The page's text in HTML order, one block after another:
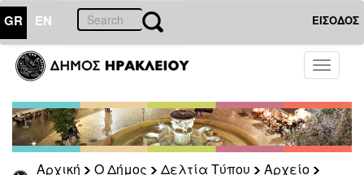
GR EN ΕΙΣΟΔΟΣ
Toggle
Αρχική Ο Δήμος Δελτία Τύπου
Αρχείο
ΔΗΜΟΣ
Δελτία
Τύπου
Αρχείο
2026